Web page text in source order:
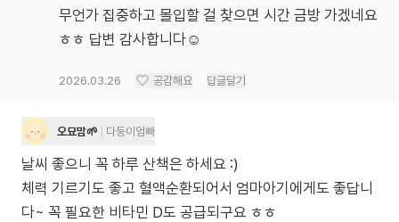
무언가 집중하고 몰입할 걸 찾으면 시간 금방 가겠네요
ㅎㅎ 답변 감사합니다☺️
2026.03.26 공감해요 답글달기
오묘맘🌱 다둥이엄빠
날씨 좋으니 꼭 하루 산책은 하세요 :)
체력 기르기도 좋고 혈액순환되어서 엄마아기에게도 좋답니
다~ 꼭 필요한 비타민 D도 공급되구요 ㅎㅎ